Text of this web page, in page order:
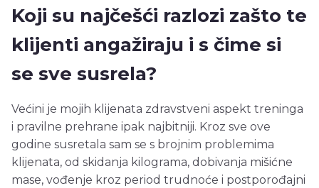
Koji su najčešći razlozi zašto te
klijenti angažiraju i s čime si
se sve susrela?
Većini je mojih klijenata zdravstveni aspekt treninga
i pravilne prehrane ipak najbitniji. Kroz sve ove
godine susretala sam se s brojnim problemima
klijenata, od skidanja kilograma, dobivanja mišićne
mase, vođenje kroz period trudnoće i postporođajni